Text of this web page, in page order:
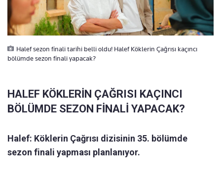
Halef sezon finali tarihi belli oldu! Halef Köklerin Çağrısı kaçıncı
bölümde sezon finali yapacak?
HALEF KÖKLERİN ÇAĞRISI KAÇINCI
BÖLÜMDE SEZON FİNALİ YAPACAK?
Halef: Köklerin Çağrısı dizisinin 35. bölümde
sezon finali yapması planlanıyor.